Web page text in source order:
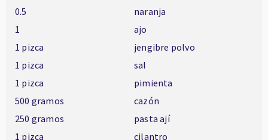
0.5
naranja
1
ajo
1 pizca
jengibre polvo
1 pizca
sal
1 pizca
pimienta
500 gramos
cazón
250 gramos
pasta ají
1 pizca
cilantro